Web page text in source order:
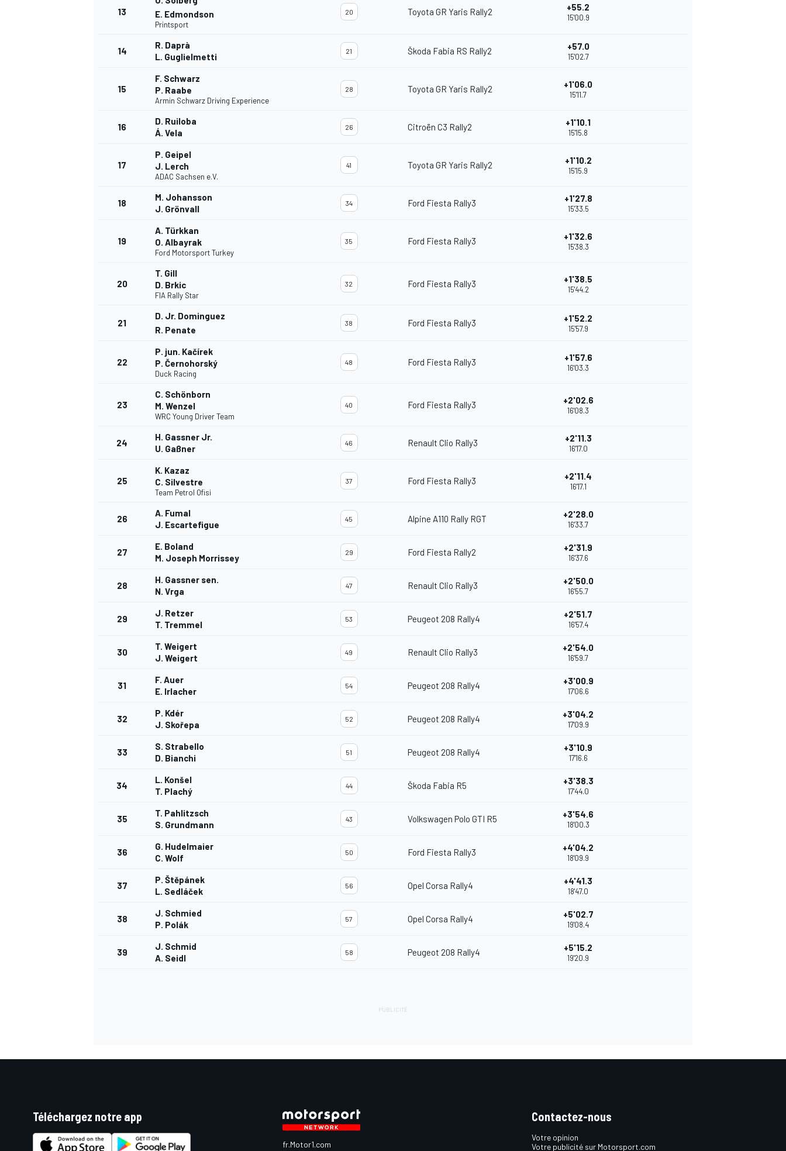
AUTRES CHAMPIONNATS
13
E. Edmondson
Printsport
20 Toyota GR Yaris Rally2 +55.2
15'00.9
14
R. Daprà
L. Guglielmetti
21 Škoda Fabia RS Rally2 +57.0
15'02.7
15
F. Schwarz
P. Raabe
Armin Schwarz Driving Experience
28 Toyota GR Yaris Rally2 +1'06.0
15'11.7
16
D. Ruiloba
Á. Vela
26 Citroën C3 Rally2 +1'10.1
15'15.8
17
P. Geipel
J. Lerch
ADAC Sachsen e.V.
41 Toyota GR Yaris Rally2 +1'10.2
15'15.9
18
M. Johansson
J. Grönvall
34 Ford Fiesta Rally3 +1'27.8
15'33.5
19
A. Türkkan
O. Albayrak
Ford Motorsport Turkey
35 Ford Fiesta Rally3 +1'32.6
15'38.3
20
T. Gill
D. Brkic
FIA Rally Star
32 Ford Fiesta Rally3 +1'38.5
15'44.2
21
D. Jr. Dominguez
R. Penate
38 Ford Fiesta Rally3 +1'52.2
15'57.9
22
P. jun. Kačírek
P. Černohorský
Duck Racing
48 Ford Fiesta Rally3 +1'57.6
16'03.3
23
C. Schönborn
M. Wenzel
WRC Young Driver Team
40 Ford Fiesta Rally3 +2'02.6
16'08.3
24
H. Gassner Jr.
U. Gaßner
46 Renault Clio Rally3 +2'11.3
16'17.0
25
K. Kazaz
C. Silvestre
Team Petrol Ofisi
37 Ford Fiesta Rally3 +2'11.4
16'17.1
26
A. Fumal
J. Escartefigue
45 Alpine A110 Rally RGT +2'28.0
16'33.7
27
E. Boland
M. Joseph Morrissey
29 Ford Fiesta Rally2 +2'31.9
16'37.6
28
H. Gassner sen.
N. Vrga
47 Renault Clio Rally3 +2'50.0
16'55.7
29
J. Retzer
T. Tremmel
53 Peugeot 208 Rally4 +2'51.7
16'57.4
30
T. Weigert
J. Weigert
49 Renault Clio Rally3 +2'54.0
16'59.7
31
F. Auer
E. Irlacher
54 Peugeot 208 Rally4 +3'00.9
17'06.6
32
P. Kdér
J. Skořepa
52 Peugeot 208 Rally4 +3'04.2
17'09.9
33
S. Strabello
D. Bianchi
51 Peugeot 208 Rally4 +3'10.9
17'16.6
34
L. Konšel
T. Plachý
44 Škoda Fabia R5 +3'38.3
17'44.0
35
T. Pahlitzsch
S. Grundmann
43 Volkswagen Polo GTI R5 +3'54.6
18'00.3
36
G. Hudelmaier
C. Wolf
50 Ford Fiesta Rally3 +4'04.2
18'09.9
37
P. Štěpánek
L. Sedláček
56 Opel Corsa Rally4 +4'41.3
18'47.0
38
J. Schmied
P. Polák
57 Opel Corsa Rally4 +5'02.7
19'08.4
39
J. Schmid
A. Seidl
58 Peugeot 208 Rally4 +5'15.2
19'20.9
Téléchargez notre app
fr.Motor1.com
Contactez-nous
Votre opinion
Votre publicité sur Motorsport.com